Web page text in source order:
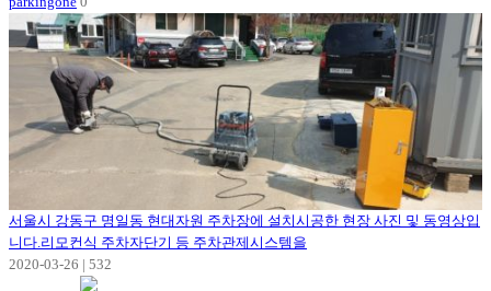
서울시 강동구 명일동 현대자원 주차장에 설치시공한 현장 사진 및 동영상입
니다.리모컨식 주차자단기 등 주차관제시스템을
2020-03-26 | 532